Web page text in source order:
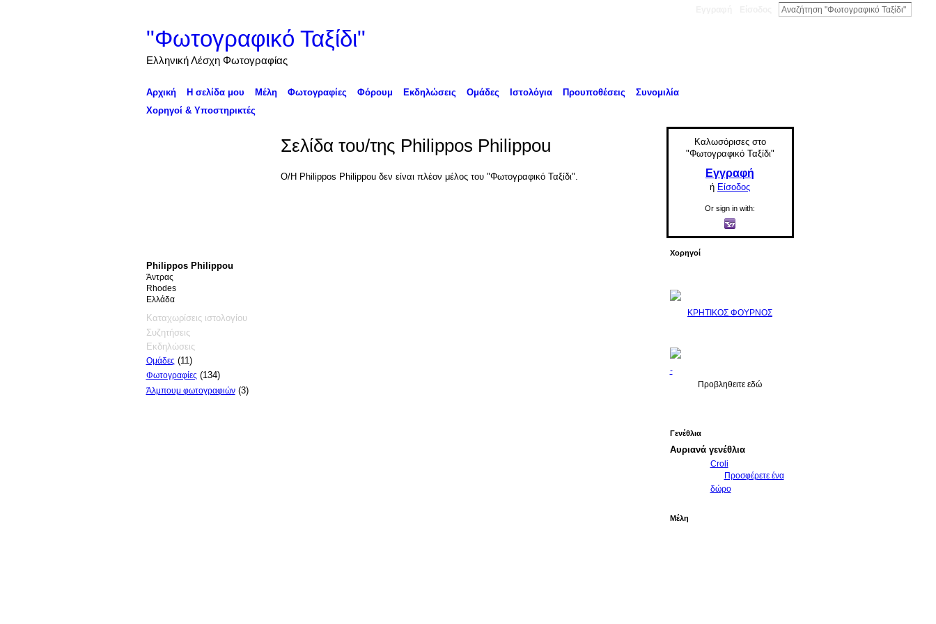
"Φωτογραφικό Ταξίδι"
Ελληνική Λέσχη Φωτογραφίας
Αρχική Η σελίδα μου Μέλη Φωτογραφίες Φόρουμ Εκδηλώσεις Ομάδες Ιστολόγια Προυποθέσεις
Συνομιλία
Χορηγοί & Υποστηρικτές
Philippos Philippou
Άντρας
Rhodes
Ελλάδα
Καταχωρίσεις ιστολογίου
Συζητήσεις
Εκδηλώσεις
Ομάδες (11)
Φωτογραφίες (134)
Άλμπουμ φωτογραφιών(3)
Σελίδα του/της Philippos Philippou
Ο/Η Philippos Philippou δεν είναι πλέον μέλος του "Φωτογραφικό Ταξίδι".
Καλωσόρισες στο
"Φωτογραφικό Ταξίδι"
Εγγραφή
ή Είσοδος
Or sign in with:
Χορηγοί
ΚΡΗΤΙΚΟΣ ΦΟΥΡΝΟΣ
-
Προβληθειτε εδώ
Γενέθλια
Αυριανά γενέθλια
Croli
Προσφέρετε ένα
δώρο
Μέλη